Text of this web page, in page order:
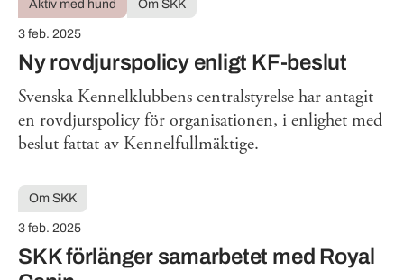
Ny rovdjurspolicy enligt KF-beslut
Aktiv med hund Om SKK
3 feb. 2025
Svenska Kennelklubbens centralstyrelse har antagit
en rovdjurspolicy för organisationen, i enlighet med
beslut fattat av Kennelfullmäktige.
SKK förlänger samarbetet med Royal
Om SKK
3 feb. 2025